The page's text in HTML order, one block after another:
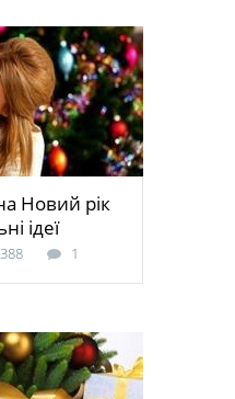
Новий рік
ідеї
1